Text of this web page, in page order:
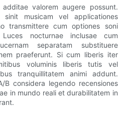
valorem augere possunt.
sinit musicam vel applicationes
transmittere cum optiones soni
Luces nocturnae inclusae cum
separatam substituere
praeferunt. Si cum liberis iter
voluminis liberis tutis vel
tranquillitatem animi addunt.
B considera legendo recensiones
in mundo reali et durabilitatem in